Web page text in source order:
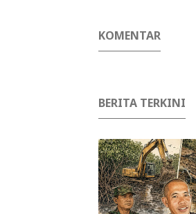
KOMENTAR
BERITA TERKINI